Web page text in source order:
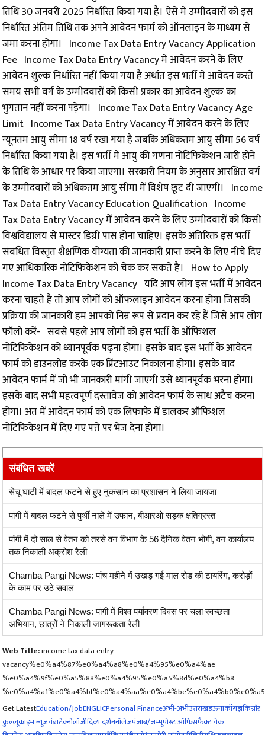
तिथि 30 जनवरी 2025 निर्धारित किया गया है। ऐसे में उम्मीदवारों को इस
निर्धारित अंतिम तिथि तक अपने आवेदन फार्म को ऑनलाइन के माध्यम से
जमा करना होगा। Income Tax Data Entry Vacancy Application
Fee Income Tax Data Entry Vacancy में आवेदन करने के लिए
आवेदन शुल्क निर्धारित नहीं किया गया है अर्थात इस भर्ती में आवेदन करते
समय सभी वर्ग के उम्मीदवारों को किसी प्रकार का आवेदन शुल्क का
भुगतान नहीं करना पड़ेगा। Income Tax Data Entry Vacancy Age
Limit Income Tax Data Entry Vacancy में आवेदन करने के लिए
न्यूनतम आयु सीमा 18 वर्ष रखा गया है जबकि अधिकतम आयु सीमा 56 वर्ष
निर्धारित किया गया है। इस भर्ती में आयु की गणना नोटिफिकेशन जारी होने
के तिथि के आधार पर किया जाएगा। सरकारी नियम के अनुसार आरक्षित वर्ग
के उम्मीदवारों को अधिकतम आयु सीमा में विशेष छूट दी जाएगी। Income
Tax Data Entry Vacancy Education Qualification Income
Tax Data Entry Vacancy में आवेदन करने के लिए उम्मीदवारों को किसी
विश्वविद्यालय से मास्टर डिग्री पास होना चाहिए। इसके अतिरिक्त इस भर्ती
संबंधित विस्तृत शैक्षणिक योग्यता की जानकारी प्राप्त करने के लिए नीचे दिए
गए आधिकारिक नोटिफिकेशन को चेक कर सकते हैं। How to Apply
Income Tax Data Entry Vacancy यदि आप लोग इस भर्ती में आवेदन
करना चाहते हैं तो आप लोगों को ऑफलाइन आवेदन करना होगा जिसकी
प्रक्रिया की जानकारी हम आपको निम्न रूप से प्रदान कर रहे हैं जिसे आप लोग
फॉलो करें- सबसे पहले आप लोगों को इस भर्ती के ऑफिशल
नोटिफिकेशन को ध्यानपूर्वक पढ़ना होगा। इसके बाद इस भर्ती के आवेदन
फार्म को डाउनलोड करके एक प्रिंटआउट निकालना होगा। इसके बाद
आवेदन फार्म में जो भी जानकारी मांगी जाएगी उसे ध्यानपूर्वक भरना होगा।
इसके बाद सभी महत्वपूर्ण दस्तावेज को आवेदन फार्म के साथ अटैच करना
होगा। अंत में आवेदन फार्म को एक लिफाफे में डालकर ऑफिशल
नोटिफिकेशन में दिए गए पत्ते पर भेज देना होगा।
संबंधित खबरें
सेचू घाटी में बादल फटने से हुए नुकसान का प्रशासन ने लिया जायजा
पांगी में बादल फटने से पुर्थी नाले में उफान, बीआरओ सड़क क्षतिग्रस्त
पांगी में दो साल से वेतन को तरसे वन विभाग के 56 दैनिक वेतन भोगी, वन कार्यालय
तक निकाली अक्रोश रैली
Chamba Pangi News: पांच महीने में उखड़ गई माल रोड की टायरिंग, करोड़ों
के काम पर उठे सवाल
Chamba Pangi News: पांगी में विश्व पर्यावरण दिवस पर चला स्वच्छता
अभियान, छात्रों ने निकाली जागरूकता रैली
Web Title:income tax data entry
vacancy%e0%a4%87%e0%a4%a8%e0%a4%95%e0%a4%ae
%e0%a4%9f%e0%a5%88%e0%a4%95%e0%a5%8d%e0%a4%b8
Get LatestEducation/JobENGLICPersonal Financeअभी-अभीउत्तराखंडऊनाकाँगड़ाकिन्नौर
कुल्लूक्राइम न्यूजचंबाटेक्नोलॉजीदिव्य दर्शननॉलेजपंजाब/जम्मूपोस्ट ऑफिसफ़ैक्ट चेक